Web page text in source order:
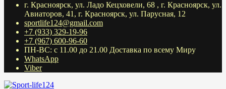
г. Красноярск, ул. Ладо Кецховели, 68 , г. Красноярск, ул.
Авиаторов, 41, г. Красноярск, ул. Парусная, 12
sportlife124@gmail.com
+7 (933) 329-19-96
+7 (967) 600-96-60
ПН-ВС: с 11.00 до 21.00 Доставка по всему Миру
WhatsApp
Viber